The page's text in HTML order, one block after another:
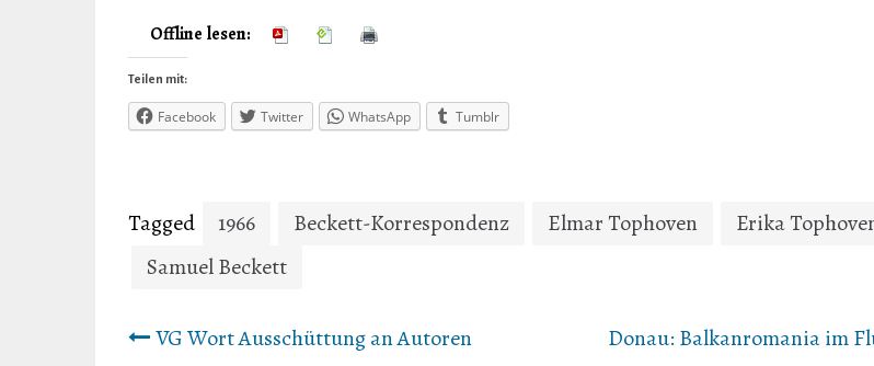
Offline lesen:
Teilen mit:
Facebook Twitter WhatsApp Tumblr
Tagged 1966 Beckett-Korrespondenz Elmar Tophoven
Erika
Samuel Beckett
Beitrags-
VG Wort Ausschüttung an Autoren Donau: Balkanromania im